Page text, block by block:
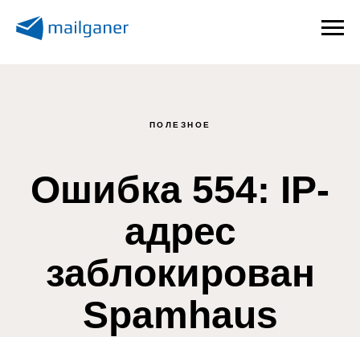
ПОЛЕЗНОЕ
Ошибка 554: IP-
адрес
заблокирован
Spamhaus